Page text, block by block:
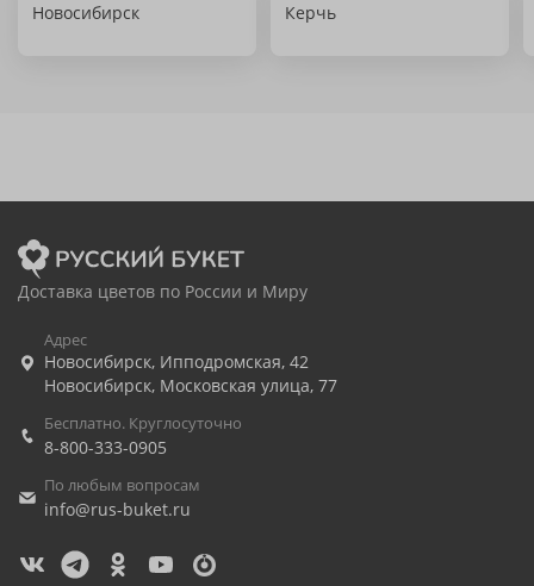
Новосибирск Керчь
Доставка цветов по России и Миру
Адрес
Новосибирск, Ипподромская, 42
Новосибирск, Московская улица, 77
Бесплатно. Круглосуточно
8-800-333-0905
По любым вопросам
info@rus-buket.ru